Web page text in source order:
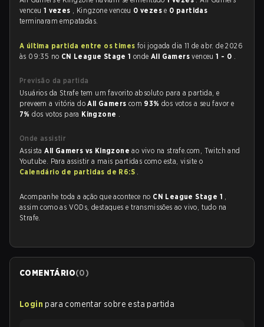
venceu 1 vezes , Kingzone venceu 0 vezese 0 partidas
terminaram empatadas.
A última partida entre os times foi jogada dia 11 de abr. de 2026
às 09:35 no CN League Stage 1ondeAll Gamersvenceu1 - 0 .
Previsão da partida
Usuários da Strafe tem um favorito absoluto para a partida, e
preveem a vitória doAll Gamers com 93%dos votos a seu favor e
7%dos votos para Kingzone .
Onde assistir
AssistaAll Gamers vs Kingzoneao vivo na strafe.com, Twitch and
Youtube. Para assistir a mais partidas como esta, visite o
Calendário de partidas de R6:S .
Acompanhe toda a ação que acontece no CN League Stage 1 ,
assim como as VODs, destaques e transmissões ao vivo, tudo na
Strafe.
COMENTÁRIO(0)
Login para comentar sobre esta partida